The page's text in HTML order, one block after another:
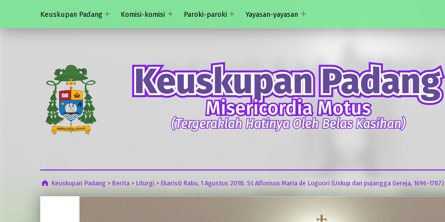
Keuskupan Padang
Komisi-komisi Paroki-paroki Yayasan-yayasan
Keuskupan Padang > Berita > Liturgi > Ekaristi Rabu, 1 Agustus 2018: St Alfonsus Maria de Luguori (Uskup dan pujangga Gereja, 1696-1787)